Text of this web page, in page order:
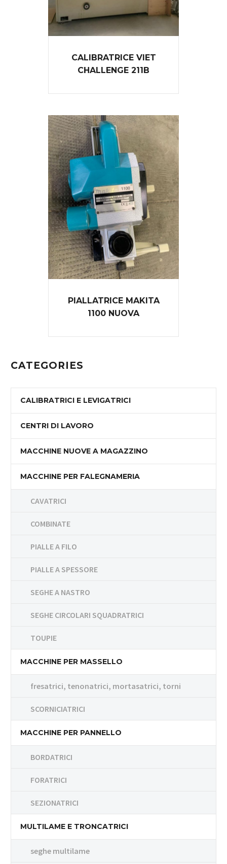
CALIBRATRICE VIET
CHALLENGE 211B
PIALLATRICE MAKITA
1100 NUOVA
CATEGORIES
CALIBRATRICI E LEVIGATRICI
CENTRI DI LAVORO
MACCHINE NUOVE A MAGAZZINO
MACCHINE PER FALEGNAMERIA
CAVATRICI
COMBINATE
PIALLE A FILO
PIALLE A SPESSORE
SEGHE A NASTRO
SEGHE CIRCOLARI SQUADRATRICI
TOUPIE
MACCHINE PER MASSELLO
fresatrici, tenonatrici, mortasatrici, torni
SCORNICIATRICI
MACCHINE PER PANNELLO
BORDATRICI
FORATRICI
SEZIONATRICI
MULTILAME E TRONCATRICI
seghe multilame